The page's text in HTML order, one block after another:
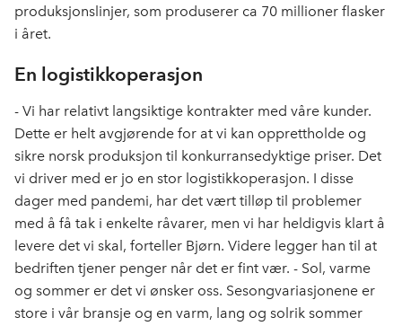
produksjonslinjer, som produserer ca 70 millioner flasker
i året.
En logistikkoperasjon
- Vi har relativt langsiktige kontrakter med våre kunder.
Dette er helt avgjørende for at vi kan opprettholde og
sikre norsk produksjon til konkurransedyktige priser. Det
vi driver med er jo en stor logistikkoperasjon. I disse
dager med pandemi, har det vært tilløp til problemer
med å få tak i enkelte råvarer, men vi har heldigvis klart å
levere det vi skal, forteller Bjørn. Videre legger han til at
bedriften tjener penger når det er fint vær. - Sol, varme
og sommer er det vi ønsker oss. Sesongvariasjonene er
store i vår bransje og en varm, lang og solrik sommer